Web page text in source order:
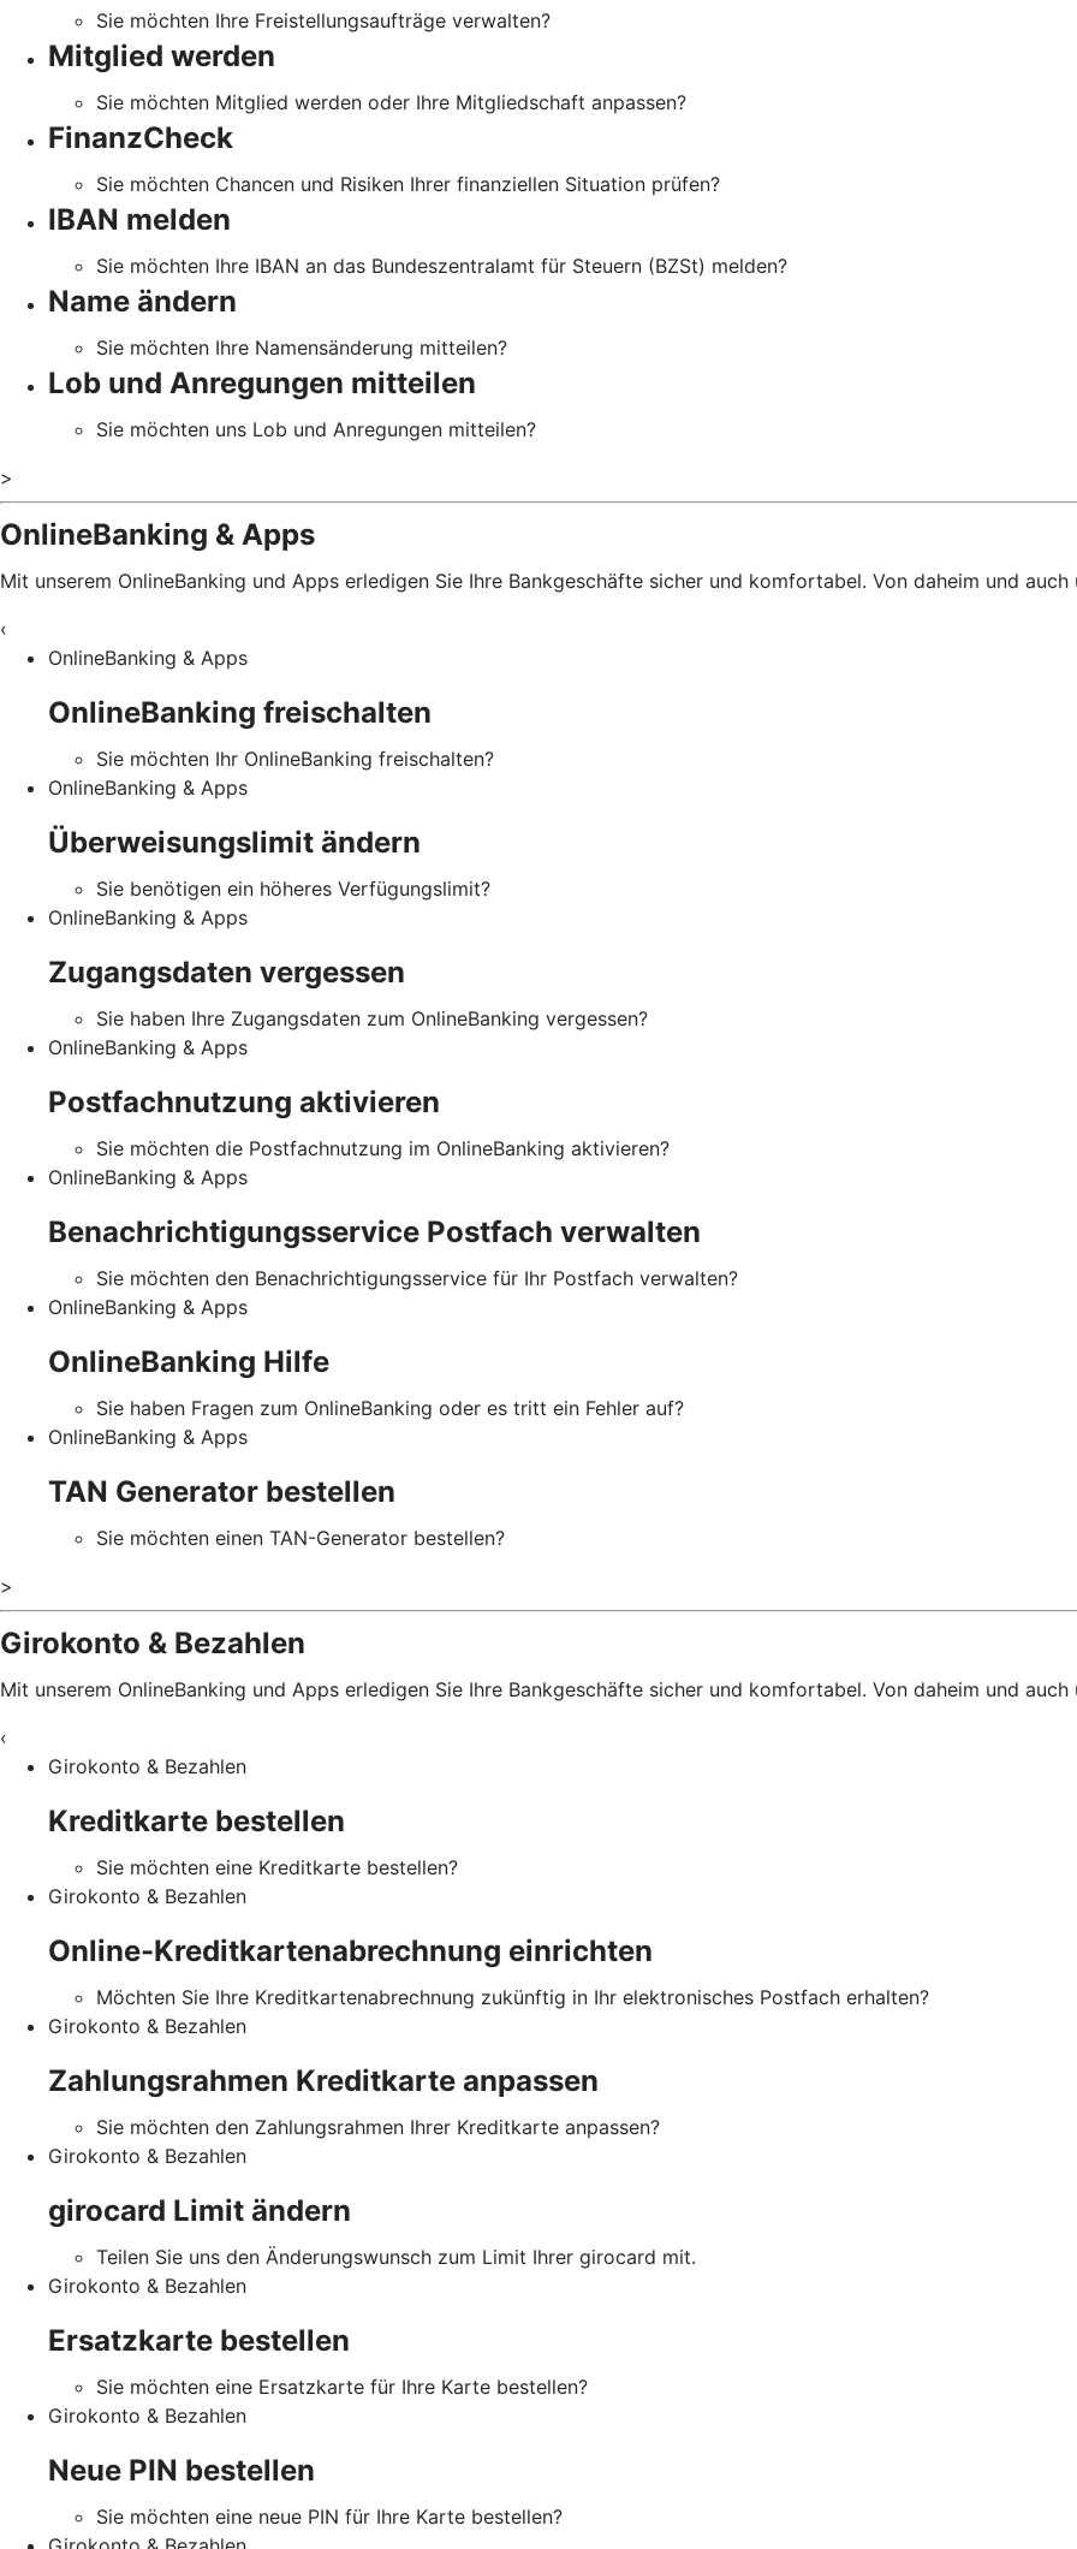
Sie möchten Ihre Freistellungsaufträge verwalten?
Mitglied werden
Sie möchten Mitglied werden oder Ihre Mitgliedschaft anpassen?
FinanzCheck
Sie möchten Chancen und Risiken Ihrer finanziellen Situation prüfen?
IBAN melden
Sie möchten Ihre IBAN an das Bundeszentralamt für Steuern (BZSt) melden?
Name ändern
Sie möchten Ihre Namensänderung mitteilen?
Lob und Anregungen mitteilen
Sie möchten uns Lob und Anregungen mitteilen?
>
OnlineBanking & Apps
Mit unserem OnlineBanking und Apps erledigen Sie Ihre Bankgeschäfte sicher und komfortabel. Von daheim und auch
‹
OnlineBanking & Apps
OnlineBanking freischalten
Sie möchten Ihr OnlineBanking freischalten?
OnlineBanking & Apps
Überweisungslimit ändern
Sie benötigen ein höheres Verfügungslimit?
OnlineBanking & Apps
Zugangsdaten vergessen
Sie haben Ihre Zugangsdaten zum OnlineBanking vergessen?
OnlineBanking & Apps
Postfachnutzung aktivieren
Sie möchten die Postfachnutzung im OnlineBanking aktivieren?
OnlineBanking & Apps
Benachrichtigungsservice Postfach verwalten
Sie möchten den Benachrichtigungsservice für Ihr Postfach verwalten?
OnlineBanking & Apps
OnlineBanking Hilfe
Sie haben Fragen zum OnlineBanking oder es tritt ein Fehler auf?
OnlineBanking & Apps
TAN Generator bestellen
Sie möchten einen TAN-Generator bestellen?
>
Girokonto & Bezahlen
Mit unserem OnlineBanking und Apps erledigen Sie Ihre Bankgeschäfte sicher und komfortabel. Von daheim und auch
‹
Girokonto & Bezahlen
Kreditkarte bestellen
Sie möchten eine Kreditkarte bestellen?
Girokonto & Bezahlen
Online-Kreditkartenabrechnung einrichten
Möchten Sie Ihre Kreditkartenabrechnung zukünftig in Ihr elektronisches Postfach erhalten?
Girokonto & Bezahlen
Zahlungsrahmen Kreditkarte anpassen
Sie möchten den Zahlungsrahmen Ihrer Kreditkarte anpassen?
Girokonto & Bezahlen
girocard Limit ändern
Teilen Sie uns den Änderungswunsch zum Limit Ihrer girocard mit.
Girokonto & Bezahlen
Ersatzkarte bestellen
Sie möchten eine Ersatzkarte für Ihre Karte bestellen?
Girokonto & Bezahlen
Neue PIN bestellen
Sie möchten eine neue PIN für Ihre Karte bestellen?